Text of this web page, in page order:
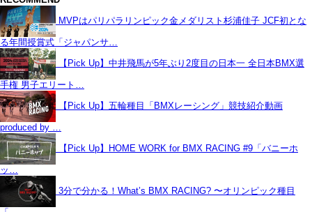
MVPはパリパラリンピック金メダリスト杉浦佳子 JCF初とな
る年間授賞式「ジャパンサ…
【Pick Up】中井飛馬が5年ぶり2度目の日本一 全日本BMX選
手権 男子エリート…
【Pick Up】五輪種目「BMXレーシング」競技紹介動画
produced by …
【Pick Up】HOME WORK for BMX RACING #9「バニーホ
ッ…
3分で分かる！What’s BMX RACING? 〜オリンピック種目